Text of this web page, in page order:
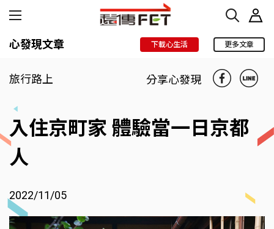
心發現文章 下載心生活 更多文章
旅行路上 分享心發現
入住京町家 體驗當一日京都
人
2022/11/05